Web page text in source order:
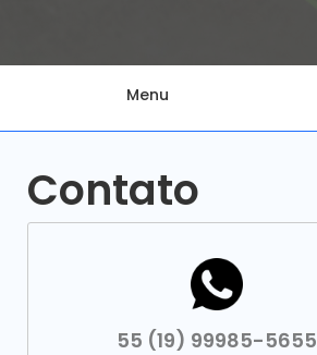
Menu
Contato
55 (19) 99985-5655